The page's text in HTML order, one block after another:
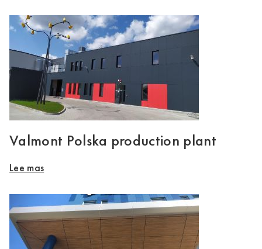
Valmont Polska production plant
Lee mas